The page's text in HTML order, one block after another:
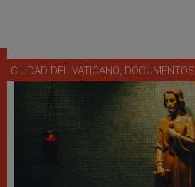
CIUDAD DEL VATICANO, DOCUMENTOS